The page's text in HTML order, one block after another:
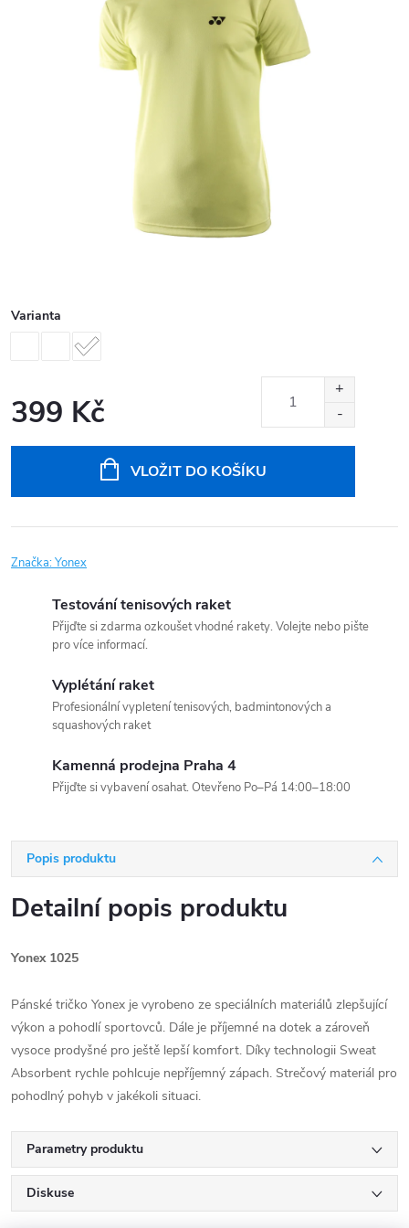
Varianta
399 Kč
VLOŽIT DO KOŠÍKU
Značka:Yonex
Testování tenisových raket
Přijďte si zdarma ozkoušet vhodné rakety. Volejte nebo pište
pro více informací.
Vyplétání raket
Profesionální vypletení tenisových, badmintonových a
squashových raket
Kamenná prodejna Praha 4
Přijďte si vybavení osahat. Otevřeno Po–Pá 14:00–18:00
Popis produktu
Detailní popis produktu
Yonex 1025
Pánské tričko Yonex je vyrobeno ze speciálních materiálů zlepšující
výkon a pohodlí sportovců. Dále je příjemné na dotek a zároveň
vysoce prodyšné pro ještě lepší komfort. Díky technologii Sweat
Absorbent rychle pohlcuje nepříjemný zápach. Strečový materiál pro
pohodlný pohyb v jakékoli situaci.
Parametry produktu
Diskuse